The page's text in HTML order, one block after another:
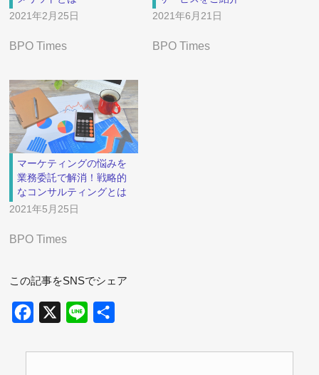
2021年2月25日
BPO Times
2021年6月21日
BPO Times
マーケティングの悩みを
業務委託で解消！戦略的
なコンサルティングとは
2021年5月25日
BPO Times
この記事をSNSでシェア
Facebook
X Line